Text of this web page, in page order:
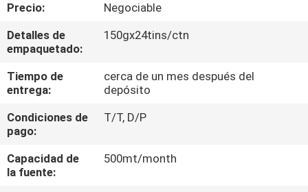
CONTROL
DE
CALIDAD
ÉNTRENOS
EN
CONTACTO
CON
Precio:
Negociable
Detalles de
empaquetado:
150gx24tins/ctn
Tiempo de
entrega:
cerca de un mes después del
depósito
Condiciones de
pago:
T/T, D/P
Capacidad de
la fuente:
500mt/month